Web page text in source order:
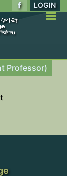
LOGIN
Professor)